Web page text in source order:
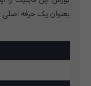
بعنوان یک حرفه اصلی